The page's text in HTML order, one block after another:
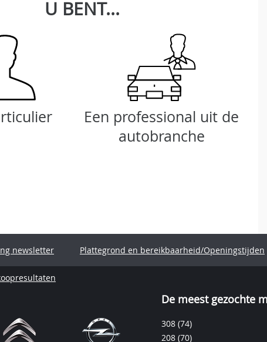
U BENT...
Een professional uit de
autobranche
newsletter Plattegrond en bereikbaarheid/Openingstijden
De meest gezochte
308 (74)
208 (70)